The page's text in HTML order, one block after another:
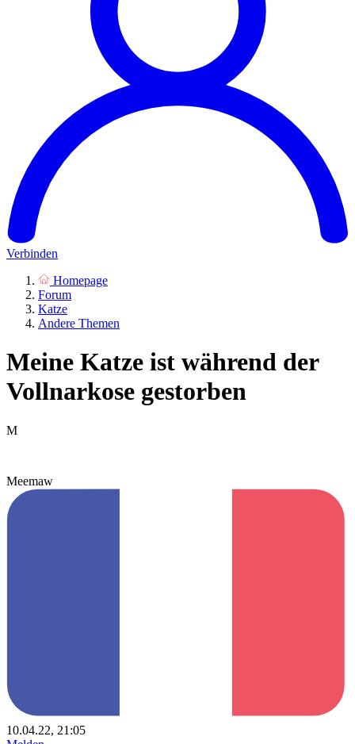
Verbinden
Homepage
Forum
Katze
Andere Themen
Meine Katze ist während der
Vollnarkose gestorben
M
Meemaw
10.04.22, 21:05